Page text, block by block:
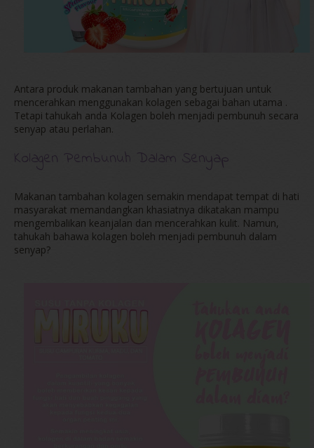
Antara produk makanan tambahan yang bertujuan untuk
mencerahkan menggunakan kolagen sebagai bahan utama .
Tetapi tahukah anda Kolagen boleh menjadi pembunuh secara
senyap atau perlahan.
Kolagen Pembunuh Dalam Senyap
Makanan tambahan kolagen semakin mendapat tempat di hati
masyarakat memandangkan khasiatnya dikatakan mampu
mengembalikan keanjalan dan mencerahkan kulit. Namun,
tahukah bahawa kolagen boleh menjadi pembunuh dalam
senyap?